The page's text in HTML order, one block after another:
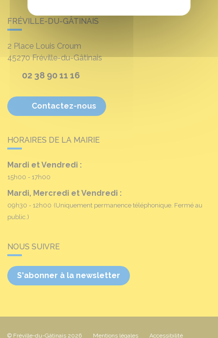
FRÉVILLE-DU-GÂTINAIS
2 Place Louis Croum
45270 Fréville-du-Gâtinais
02 38 90 11 16
Contactez-nous
HORAIRES DE LA MAIRIE
Mardi et Vendredi :
15h00 - 17h00
Mardi, Mercredi et Vendredi :
09h30 - 12h00 (Uniquement permanence téléphonique. Fermé au
public.)
NOUS SUIVRE
S'abonner à la newsletter
© Fréville-du-Gâtinais 2026 Mentions légales Accessibilité